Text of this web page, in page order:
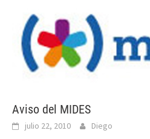
Aviso del MIDES
julio 22, 2010 Diego